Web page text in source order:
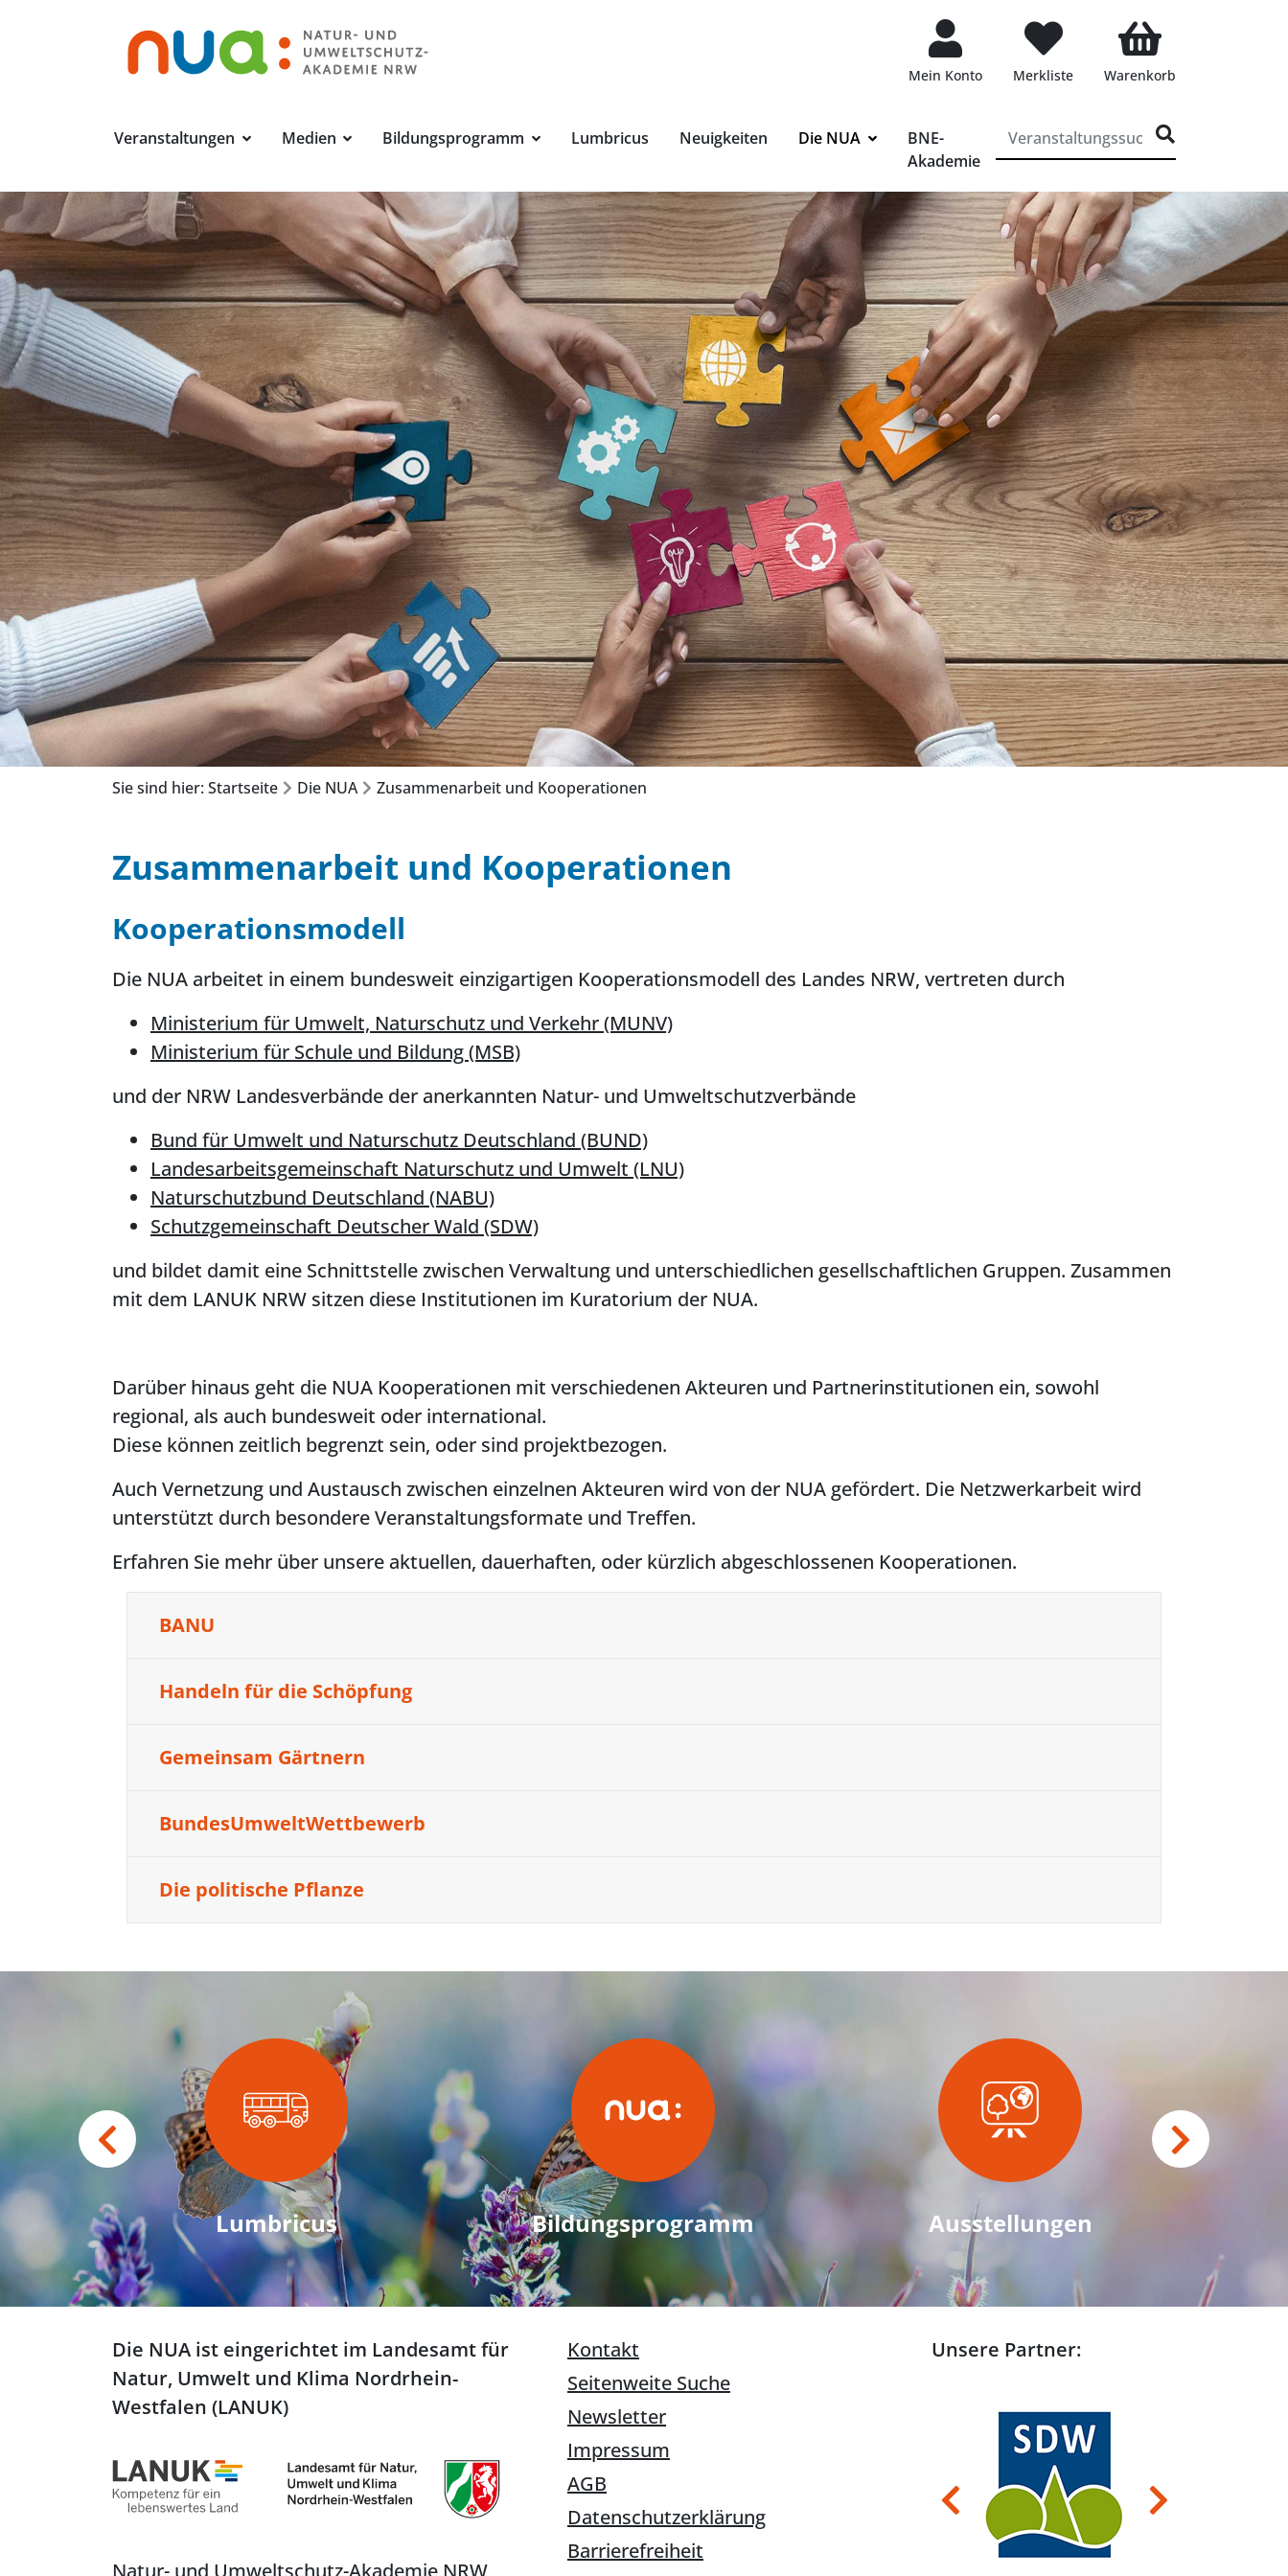
Mein Konto Merkliste Warenkorb
Veranstaltungen Medien Bildungsprogramm Lumbricus Neuigkeiten Die NUA
BNE-
Akademie
Sie sind hier: Startseite Die NUA Zusammenarbeit und Kooperationen
Zusammenarbeit und Kooperationen
Kooperationsmodell
Die NUA arbeitet in einem bundesweit einzigartigen Kooperationsmodell des Landes NRW, vertreten durch
Ministerium für Umwelt, Naturschutz und Verkehr (MUNV)
Ministerium für Schule und Bildung (MSB)
und der NRW Landesverbände der anerkannten Natur- und Umweltschutzverbände
Bund für Umwelt und Naturschutz Deutschland (BUND)
Landesarbeitsgemeinschaft Naturschutz und Umwelt (LNU)
Naturschutzbund Deutschland (NABU)
Schutzgemeinschaft Deutscher Wald (SDW)
und bildet damit eine Schnittstelle zwischen Verwaltung und unterschiedlichen gesellschaftlichen Gruppen. Zusammen
mit dem LANUK NRW sitzen diese Institutionen im Kuratorium der NUA.
Darüber hinaus geht die NUA Kooperationen mit verschiedenen Akteuren und Partnerinstitutionen ein, sowohl
regional, als auch bundesweit oder international.
Diese können zeitlich begrenzt sein, oder sind projektbezogen.
Auch Vernetzung und Austausch zwischen einzelnen Akteuren wird von der NUA gefördert. Die Netzwerkarbeit wird
unterstützt durch besondere Veranstaltungsformate und Treffen.
Erfahren Sie mehr über unsere aktuellen, dauerhaften, oder kürzlich abgeschlossenen Kooperationen.
BANU
Handeln für die Schöpfung
Gemeinsam Gärtnern
BundesUmweltWettbewerb
Die politische Pflanze
Lumbricus Bildungsprogramm Ausstellungen
Die NUA ist eingerichtet im Landesamt für
Natur, Umwelt und Klima Nordrhein-
Westfalen (LANUK)
Natur- und Umweltschutz-Akademie NRW
Kontakt
Seitenweite Suche
Newsletter
Impressum
AGB
Datenschutzerklärung
Barrierefreiheit
Unsere Partner:
Previous Next